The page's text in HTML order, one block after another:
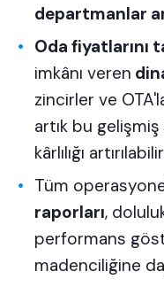
departmanlar
Oda fiyatlarını
imkânı veren
zincirler ve
artık bu
kârlılığı
Tüm
raporları,
performans
madenciliğine